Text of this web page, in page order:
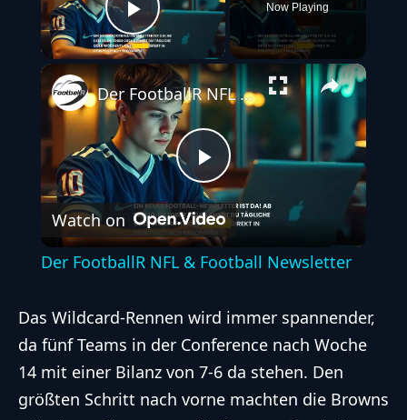
Play Video
Now Playing
Play
Video
Der FootballR NFL & Football Newsletter
Watch on
Der FootballR NFL & Football Newsletter
Das Wildcard-Rennen wird immer spannender,
da fünf Teams in der Conference nach Woche
14 mit einer Bilanz von 7-6 da stehen. Den
größten Schritt nach vorne machten die Browns